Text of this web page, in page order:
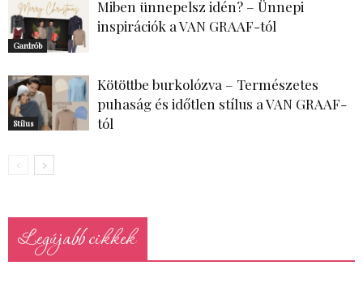
Gardrób
Miben ünnepelsz idén? – Ünnepi
inspirációk a VAN GRAAF-tól
Stílus
Kötöttbe burkolózva – Természetes
puhaság és időtlen stílus a VAN GRAAF-
tól
Legújabb cikkek